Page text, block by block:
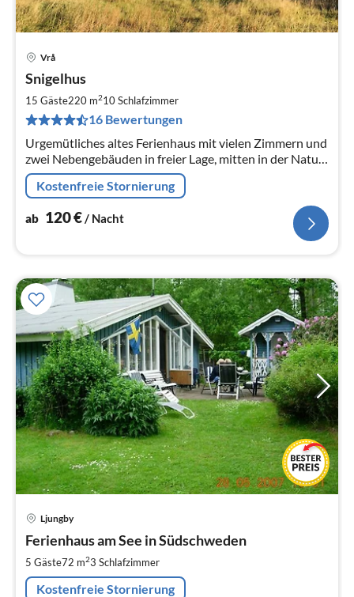
Vrå
Snigelhus
15 Gäste220 m210Schlafzimmer
16 Bewertungen
Urgemütliches altes Ferienhaus mit vielen Zimmern und
zwei Nebengebäuden in freier Lage, mitten in der Natur,
sehr ruhig, viele Rückzugsmöglichkeiten, Fluss-, See-
und Meernähe
Kostenfreie Stornierung
ab 120€/ Nacht
Ljungby
Ferienhaus am See in Südschweden
5 Gäste72 m23 Schlafzimmer
Kostenfreie Stornierung